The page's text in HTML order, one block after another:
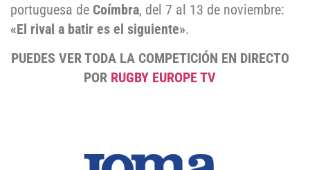
portuguesa de Coímbra, del 7 al 13 de noviembre:
«El rival a batir es el siguiente».
PUEDES VER TODA LA COMPETICIÓN EN DIRECTO
POR RUGBY EUROPE TV